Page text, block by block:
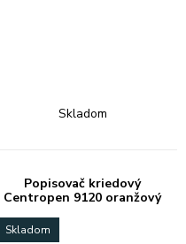
Skladom
Popisovač kriedový
Centropen 9120 oranžový
Skladom